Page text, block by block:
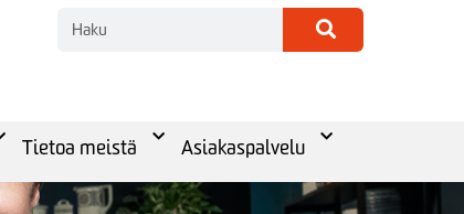
Tietoa meistä Asiakaspalvelu